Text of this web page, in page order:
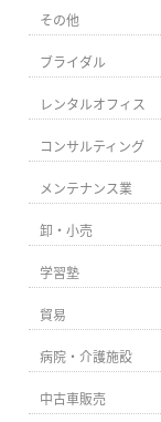
その他
ブライダル
レンタルオフィス
コンサルティング
メンテナンス業
卸・小売
学習塾
貿易
病院・介護施設
中古車販売